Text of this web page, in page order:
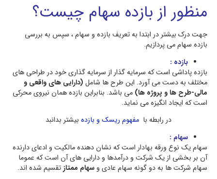
منظور از بازده سهام چیست؟
جهت درک بیشتر در ابتدا به تعریف بازده و سهام ، سپس به بررسی
بازده سهام می پردازیم.
بازده :
بازده پاداشی است که سرمایه گذار از سرمایه گذاری خود در طراحی های
مختلف به دست می آورد. این طرح ها شامل (دارایی های واقعی و
مالی-طرح ها و پروژه ها) می باشد. بنابراین بازده همان نیروی محرکی
است که ایجاد انگیزه می نماید.
در رابطه با مفهوم ریسک و بازده بیشتر بدانبد
سهام :
سهام یک نوع ورقه بهادار است که نشان‌ دهنده مالکیت و ادعای دارنده
آن بر بخشی از یک شرکت و درآمدها و دارایی های آن است که عموما
سهام شرکت ها به دو گونه سهام عادی و سهام ممتازتقسیم شده اند.